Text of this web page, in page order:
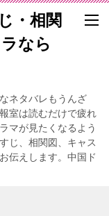
・相関
なら
ネタバレもうんざ
室は読むだけで疲れ
マが見たくなるよう
じ、相関図、キャス
伝えします。中国ド